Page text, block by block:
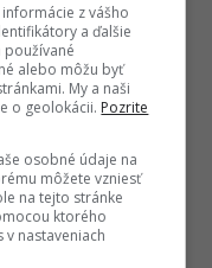
,školské
zdražovanie
z vášho
a ďalšie
používané
alebo môžu byť
My a naši
o geolokácii. Pozrite
osobné údaje na
môžete vzniesť
na tejto stránke
ktorého
nastaveniach